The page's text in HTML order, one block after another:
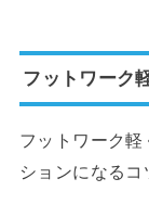
フットワーク
フットワーク
ションになるコ